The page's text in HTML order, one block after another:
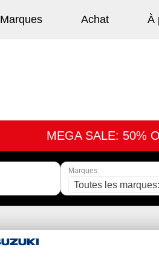
Marques Achat À
MEGA SALE: 50%
Marques
Toutes les marques: